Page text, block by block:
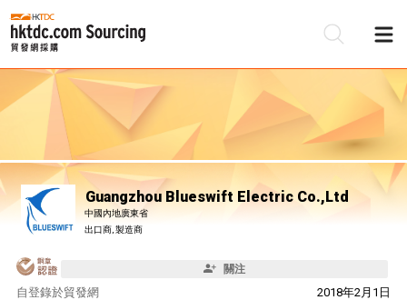
Guangzhou Blueswift Electric Co.,Ltd
中國內地廣東省
出口商, 製造商
關注
自 2018年2月1日
登錄於貿發網